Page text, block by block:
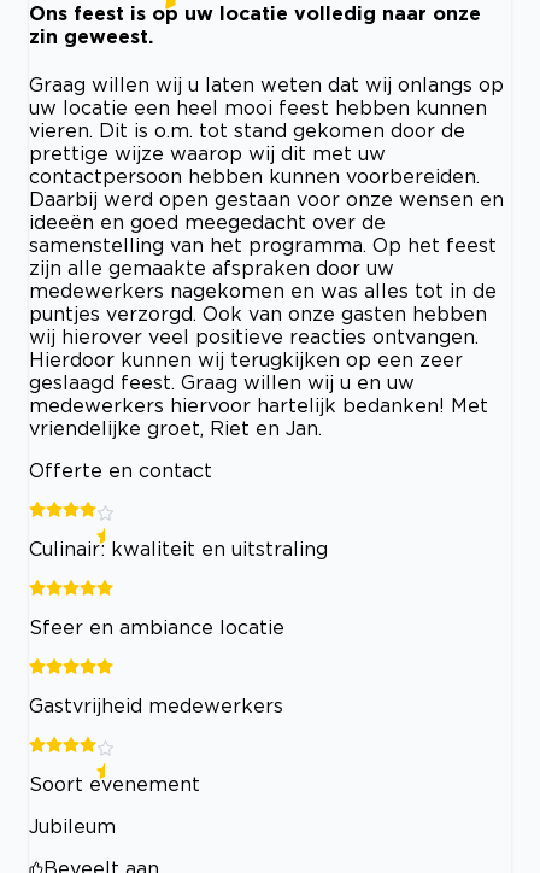
Ons feest is op uw locatie volledig naar onze
zin geweest.
Graag willen wij u laten weten dat wij onlangs op
uw locatie een heel mooi feest hebben kunnen
vieren. Dit is o.m. tot stand gekomen door de
prettige wijze waarop wij dit met uw
contactpersoon hebben kunnen voorbereiden.
Daarbij werd open gestaan voor onze wensen en
ideeën en goed meegedacht over de
samenstelling van het programma. Op het feest
zijn alle gemaakte afspraken door uw
medewerkers nagekomen en was alles tot in de
puntjes verzorgd. Ook van onze gasten hebben
wij hierover veel positieve reacties ontvangen.
Hierdoor kunnen wij terugkijken op een zeer
geslaagd feest. Graag willen wij u en uw
medewerkers hiervoor hartelijk bedanken! Met
vriendelijke groet, Riet en Jan.
Offerte en contact
Culinair: kwaliteit en uitstraling
Sfeer en ambiance locatie
Gastvrijheid medewerkers
Soort evenement
Jubileum
Beveelt aan